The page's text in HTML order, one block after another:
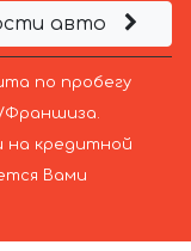
авто
по пробегу
Франшиза.
на кредитной
Вами